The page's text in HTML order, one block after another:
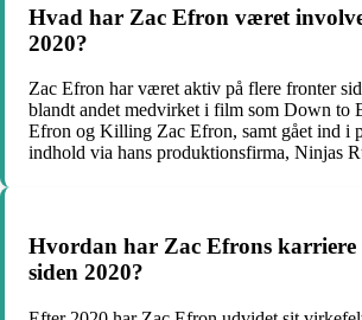
Hvad har Zac Efron været
2020?
Zac Efron har været aktiv på flere fronter
blandt andet medvirket i film som Down to
Efron og Killing Zac Efron, samt gået ind i
indhold via hans produktionsfirma, Ninjas
Hvordan har Zac Efrons karriere
siden 2020?